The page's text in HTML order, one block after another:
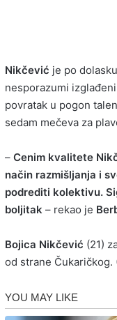
Nikčević je po
nesporazumi
povratak u pogon
sedam mečeva za
– Cenim kvalitete
način razmišljanja i
podrediti kolektivu.
boljitak – rekao je
Bojica Nikčević (21)
od strane